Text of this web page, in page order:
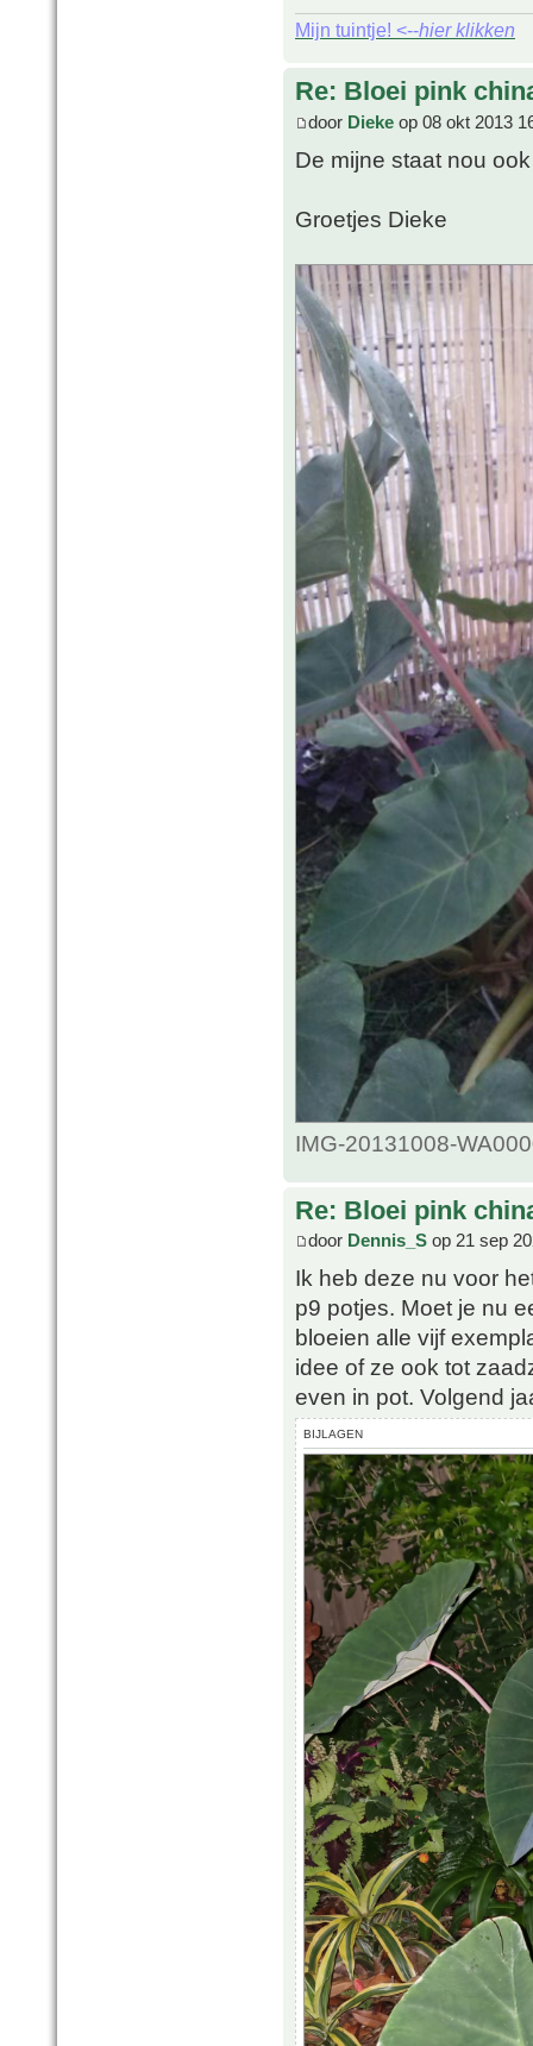
Mijn tuintje! <--hier klikken
Re: Bloei pink
door Dieke op 08 okt 2013
De mijne staat nou
Groetjes Dieke
IMG-20131008-
Re: Bloei pink
door Dennis_S op 21 sep
Ik heb deze nu voor
p9 potjes. Moet je nu
bloeien alle vijf
idee of ze ook tot
even in pot. Volgend
BIJLAGEN